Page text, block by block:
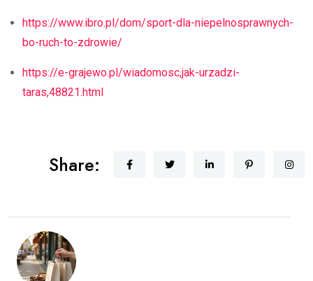
https://www.ibro.pl/dom/sport-dla-niepelnosprawnych-
bo-ruch-to-zdrowie/
https://e-grajewo.pl/wiadomosc,jak-urzadzi-
taras,48821.html
Share: